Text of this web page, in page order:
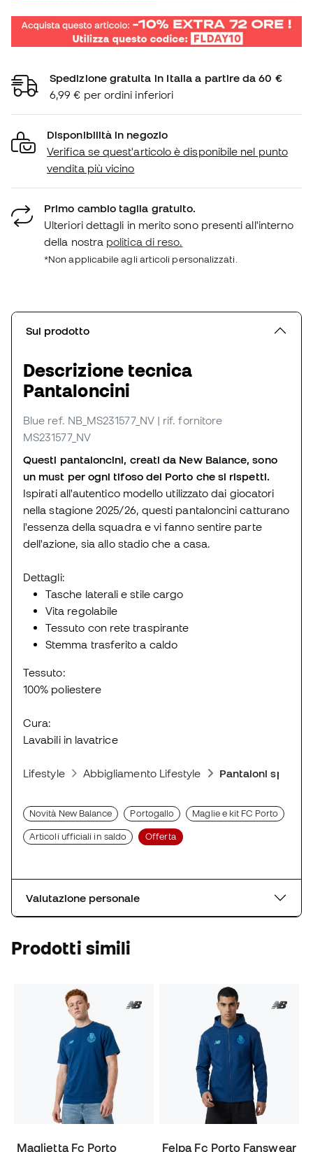
Spedizione gratuita in Italia a partire da 60 €
6,99 € per ordini inferiori
Disponibilità in negozio
Verifica se quest'articolo è disponibile nel punto
vendita più vicino
Primo cambio taglia gratuito.
Ulteriori dettagli in merito sono presenti all'interno
della nostra politica di reso.
*Non applicabile agli articoli personalizzati.
Sul prodotto
Descrizione tecnica
Pantaloncini
Blue ref. NB_MS231577_NV | rif. fornitore
MS231577_NV
Questi pantaloncini, creati da New Balance, sono
un must per ogni tifoso del Porto che si rispetti.
Ispirati all'autentico modello utilizzato dai giocatori
nella stagione 2025/26, questi pantaloncini catturano
l'essenza della squadra e vi fanno sentire parte
dell'azione, sia allo stadio che a casa.
Dettagli:
Tasche laterali e stile cargo
Vita regolabile
Tessuto con rete traspirante
Stemma trasferito a caldo
Tessuto:
100% poliestere
Cura:
Lavabili in lavatrice
Lifestyle Abbigliamento Lifestyle Pantaloni sportivi
Novità New Balance Portogallo Maglie e kit FC Porto
Articoli ufficiali in saldo Offerta
Valutazione personale
Prodotti simili
Maglietta Fc Porto Felpa Fc Porto Fanswear